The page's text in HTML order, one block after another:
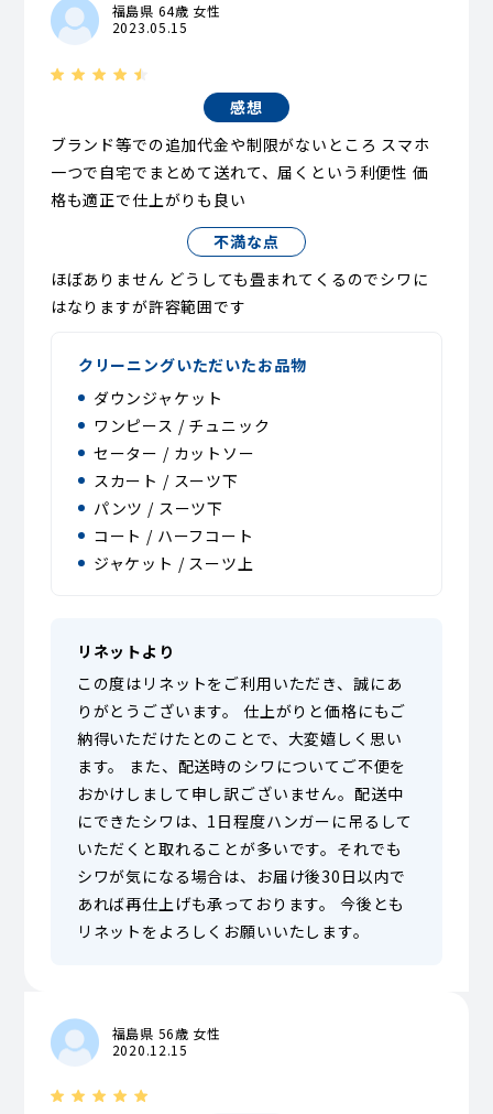
福島県 64歳 女性
2023.05.15
感想
ブランド等での追加代金や制限がないところ スマホ
一つで自宅でまとめて送れて、届くという利便性 価
格も適正で仕上がりも良い
不満な点
ほぼありません どうしても畳まれてくるのでシワに
はなりますが許容範囲です
クリーニングいただいたお品物
ダウンジャケット
ワンピース / チュニック
セーター / カットソー
スカート / スーツ下
パンツ / スーツ下
コート / ハーフコート
ジャケット / スーツ上
リネットより
この度はリネットをご利用いただき、誠にあ
りがとうございます。 仕上がりと価格にもご
納得いただけたとのことで、大変嬉しく思い
ます。 また、配送時のシワについてご不便を
おかけしまして申し訳ございません。配送中
にできたシワは、1日程度ハンガーに吊るして
いただくと取れることが多いです。それでも
シワが気になる場合は、お届け後30日以内で
あれば再仕上げも承っております。 今後とも
リネットをよろしくお願いいたします。
福島県 56歳 女性
2020.12.15